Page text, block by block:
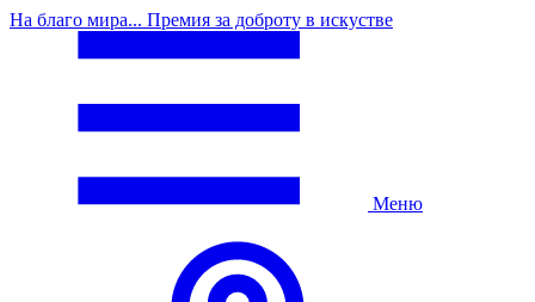
На благо мира... Премия за доброту в искустве
Меню